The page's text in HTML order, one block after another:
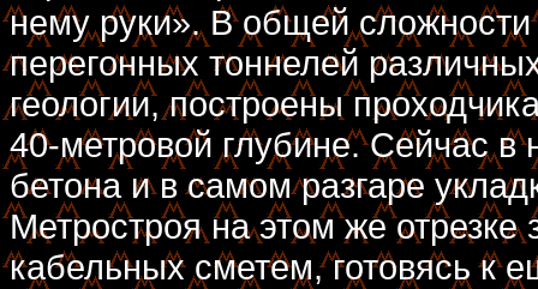
нему руки». В общей
перегонных тоннелей
геологии, построены
40-метровой глубине. Сейчас в
бетона и в самом разгаре
Метростроя на этом же
кабельных сметем, готовясь к